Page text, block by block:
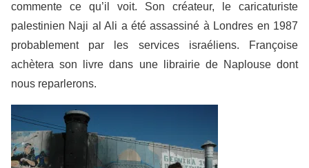
commente ce qu’il voit. Son créateur, le caricaturiste
palestinien Naji al Ali a été assassiné à Londres en 1987
probablement par les services israéliens. Françoise
achètera son livre dans une librairie de Naplouse dont
nous reparlerons.